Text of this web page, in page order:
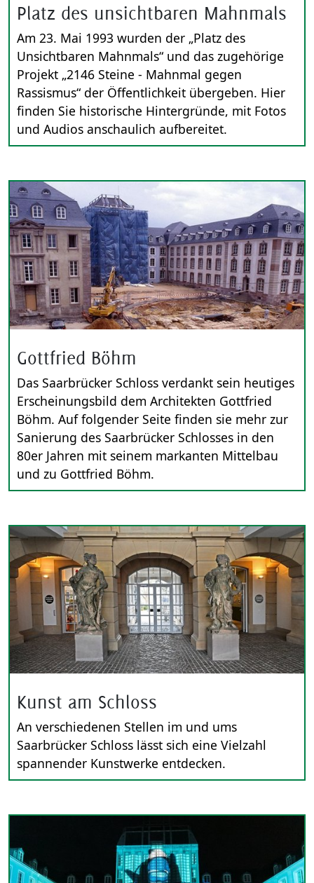
Platz des unsichtbaren Mahnmals
Am 23. Mai 1993 wurden der „Platz des
Unsichtbaren Mahnmals“ und das zugehörige
Projekt „2146 Steine - Mahnmal gegen
Rassismus“ der Öffentlichkeit übergeben. Hier
finden Sie historische Hintergründe, mit Fotos
und Audios anschaulich aufbereitet.
Gottfried Böhm
Das Saarbrücker Schloss verdankt sein heutiges
Erscheinungsbild dem Architekten Gottfried
Böhm. Auf folgender Seite finden sie mehr zur
Sanierung des Saarbrücker Schlosses in den
80er Jahren mit seinem markanten Mittelbau
und zu Gottfried Böhm.
Kunst am Schloss
An verschiedenen Stellen im und ums
Saarbrücker Schloss lässt sich eine Vielzahl
spannender Kunstwerke entdecken.